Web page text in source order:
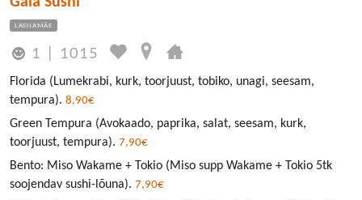
LASNAMÄE
1 1015
Florida (Lumekrabi, kurk, toorjuust, tobiko, unagi, seesam,
tempura). 8,90€
Green Tempura (Avokaado, paprika, salat, seesam, kurk,
toorjuust, tempura). 7,90€
Bento: Miso Wakame + Tokio (Miso supp Wakame + Tokio 5tk
soojendav sushi-lõuna). 7,90€